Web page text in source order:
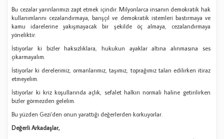
Bu cezalar yarınlarımızı zapt etmek içindir. Milyonlarca insanın demokratik hak
kullanımlarını cezalandırmaya, barışçıl ve demokratik istemleri bastırmaya ve
kamu idarelerine yakışmayacak bir şekilde öç almaya, cezalandırmaya
yöneliktir.
İstiyorlar ki bizler haksızlıklara, hukukun ayaklar altına alınmasına ses
çıkarmayalım.
İstiyorlar ki derelerimiz, ormanlarımız, taşımız, toprağımız talan edilirken itiraz
etmeyelim.
İstiyorlar ki kriz koşullarında açlık, sefalet halkın normali haline getirilirken
bizler görmezden gelelim.
Bu yüzden Gezi’den onun yarattığı değerlerden korkuyorlar.
Değerli Arkadaşlar,